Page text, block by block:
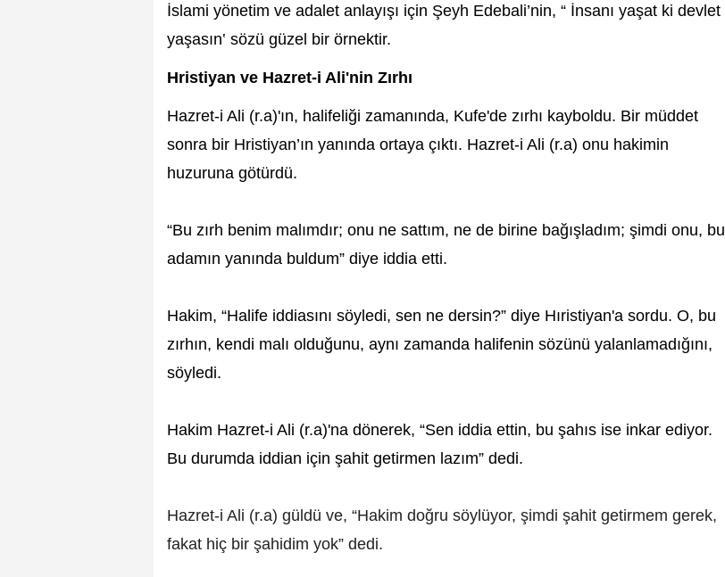
İslami yönetim ve adalet anlayışı için Şeyh Edebali’nin, “ İnsanı yaşat ki devlet
yaşasın‛ sözü güzel bir örnektir.
Hristiyan ve Hazret-i Ali'nin Zırhı
Hazret-i Ali (r.a)'ın, halifeliği zamanında, Kufe'de zırhı kayboldu. Bir müddet
sonra bir Hristiyan’ın yanında ortaya çıktı. Hazret-i Ali (r.a) onu hakimin
huzuruna götürdü.
“Bu zırh benim malımdır; onu ne sattım, ne de birine bağışladım; şimdi onu, bu
adamın yanında buldum” diye iddia etti.
Hakim, “Halife iddiasını söyledi, sen ne dersin?” diye Hıristiyan'a sordu. O, bu
zırhın, kendi malı olduğunu, aynı zamanda halifenin sözünü yalanlamadığını,
söyledi.
Hakim Hazret-i Ali (r.a)'na dönerek, “Sen iddia ettin, bu şahıs ise inkar ediyor.
Bu durumda iddian için şahit getirmen lazım” dedi.
Hazret-i Ali (r.a) güldü ve, “Hakim doğru söylüyor, şimdi şahit getirmem gerek,
fakat hiç bir şahidim yok” dedi.
AHMET FAZIL PAŞA